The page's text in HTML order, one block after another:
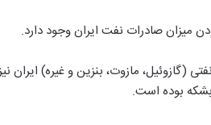
میزان صادرات نفت ایران وجود دارد.
مازوت، بنزین و غیره) ایران نیز